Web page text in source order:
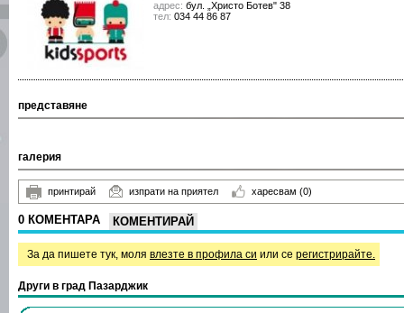
адрес: бул. „Христо Ботев" 38
тел: 034 44 86 87
представяне
галерия
принтирай изпрати на приятел харесвам (0)
0 КОМЕНТАРА КОМЕНТИРАЙ
За да пишете тук, моля влезте в профила си или се регистрирайте.
Други в град Пазарджик